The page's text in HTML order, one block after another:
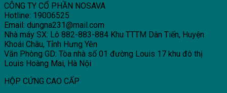
CÔNG TY CỔ PHẦN NOSAVA
Hotline: 19006525
Email: dungna231@mail.com
Nhà máy SX: Lô 882-883-884 Khu TTTM Dân Tiến, Huyện
Khoái Châu, Tỉnh Hưng Yên
Văn Phòng GD: Tòa nhà số 01 đường Louis 17 khu đô thị
Louis Hoàng Mai, Hà Nội
HỘP CỨNG CAO CẤP